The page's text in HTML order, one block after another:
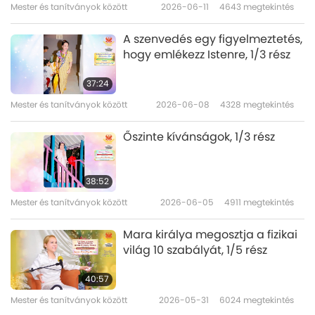
zuhanyával.
Így minden körülmények között mindig
megpróbálhatjuk megvilágosítani magunkat
az adott helyzet kihasználásával, a pillanatnyi
elfoglaltságunk kihasználásával, és a jelenben,
a jelen pillanatban lenni. Ez a legjobb helyzet.
Így minden hétköznapi tevékenység során
gyakorolhatunk. Nem kell azt mondani, hogy
„Nincs időm; … Nem tudom keresztbe tenni a
lábam”, és hasonló dolgokat. Csináld, amikor
csak tudod. És amikor nem tudod, akkor
csináld, amint dolgozol. Tedd a munkádat
meditációvá. Koncentrálj az összes munka, az
Mester és tanítványok között 2026-06-11 4643 megtekintés
37:24
A szenvedés egy figyelmeztetés,
hogy emlékezz Istenre, 1/3 rész
Mester és tanítványok között 2026-06-08 4328 megtekintés
38:52
Őszinte kívánságok, 1/3 rész
Mester és tanítványok között 2026-06-05 4911 megtekintés
40:57
Mara királya megosztja a fizikai
világ 10 szabályát, 1/5 rész
Mester és tanítványok között 2026-05-31 6024 megtekintés